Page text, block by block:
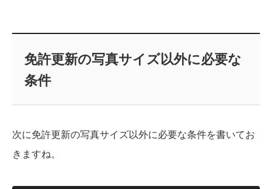
免許更新の写真サイズ以外に必要な
条件
次に免許更新の写真サイズ以外に必要な条件を書いてお
きますね。